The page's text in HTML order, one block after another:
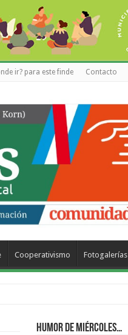
ir? para este finde Contacto
Cooperativismo Fotogalerías
tiene CUD
Humor de Miércoles…